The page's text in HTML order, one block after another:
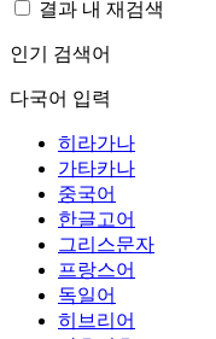
결과 내 재검색
인기 검색어
다국어 입력
히라가나
가타카나
중국어
한글고어
그리스문자
프랑스어
독일어
히브리어